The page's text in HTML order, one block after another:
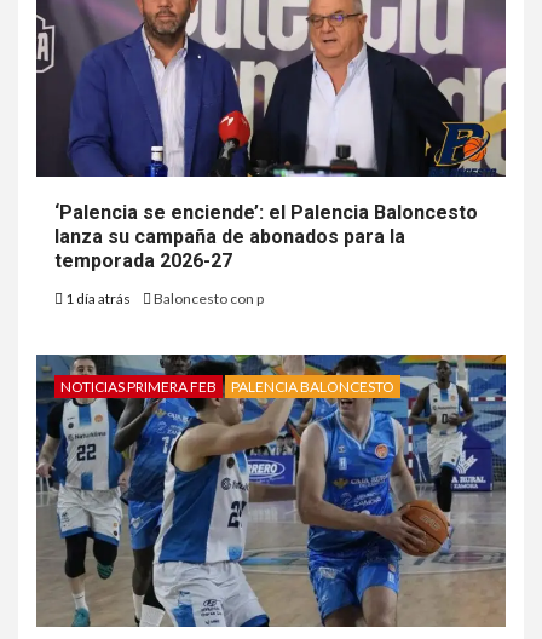
‘Palencia se enciende’: el Palencia Baloncesto
lanza su campaña de abonados para la
temporada 2026-27
1 día atrás Baloncesto con p
NOTICIAS PRIMERA FEB PALENCIA BALONCESTO